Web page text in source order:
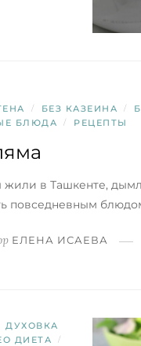
/ БЕЗ КАЗЕИНА /
БЛЮДА / РЕЦЕПТЫ
жили в Ташкенте,
повседневным
ЕЛЕНА ИСАЕВА
ДУХОВКА
ДИЕТА /